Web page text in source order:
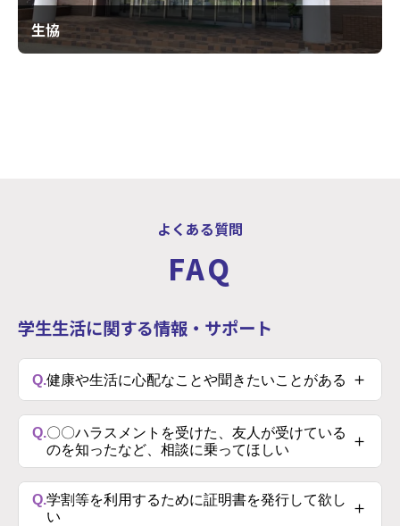
生協
よくある質問
FAQ
学⽣⽣活に関する情報・サポート
Q.健康や⽣活に⼼配なことや聞きたいことがある ＋
A. 学⽣⽣活で少しでも不安やおかしい？と思ったことが
あれば、下記の窓⼝に話に来てください。こんなこと
でも？？でも、気軽に。近年、「ブラックバイト」
「カルト団体」「マルチ商法」「犯罪」に関するトラ
ブルが報告されています。
Q.〇〇ハラスメントを受けた、友⼈が受けている
のを知ったなど、相談に乗ってほしい
＋
A.→もし、ハラスメントにあったら
Q.学割等を利⽤するために証明書を発⾏して欲し
い
＋